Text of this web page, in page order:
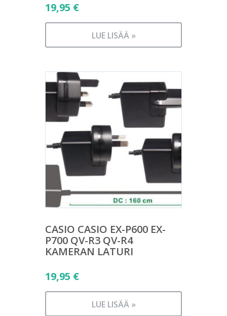
19,95 €
LUE LISÄÄ »
CASIO CASIO EX-P600 EX-
P700 QV-R3 QV-R4
KAMERAN LATURI
19,95 €
LUE LISÄÄ »